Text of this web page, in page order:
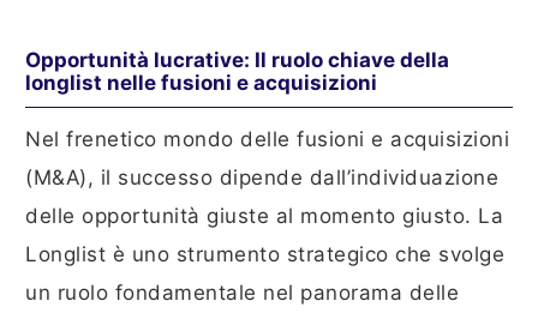
Opportunità lucrative: Il ruolo chiave della
longlist nelle fusioni e acquisizioni
Nel frenetico mondo delle fusioni e acquisizioni
(M&A), il successo dipende dall’individuazione
delle opportunità giuste al momento giusto. La
Longlist è uno strumento strategico che svolge
un ruolo fondamentale nel panorama delle